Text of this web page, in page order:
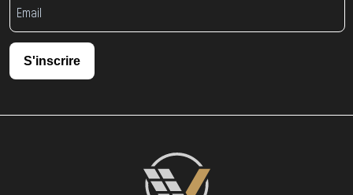
S'inscrire